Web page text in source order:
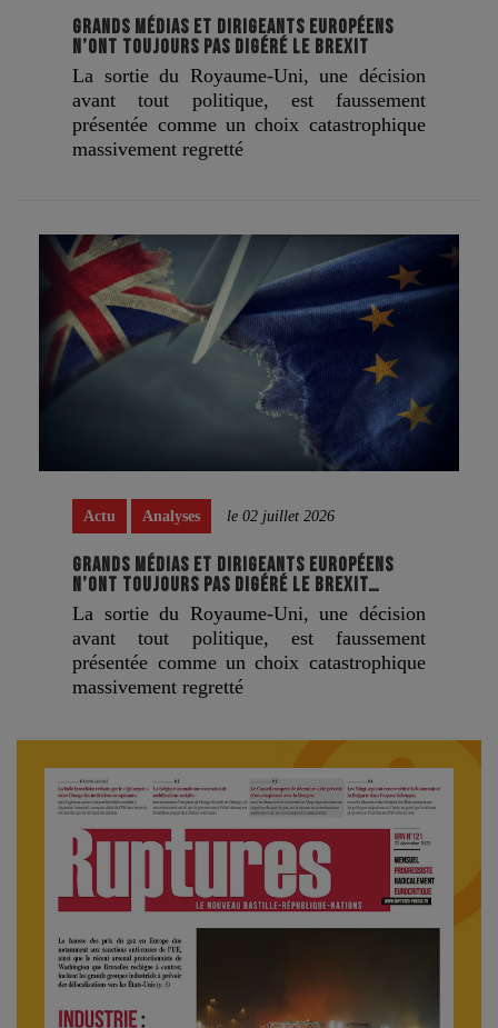
GRANDS MÉDIAS ET DIRIGEANTS EUROPÉENS
N’ONT TOUJOURS PAS DIGÉRÉ LE BREXIT
La sortie du Royaume-Uni, une décision
avant tout politique, est faussement
présentée comme un choix catastrophique
massivement regretté
Actu Analyses le 02 juillet 2026
GRANDS MÉDIAS ET DIRIGEANTS EUROPÉENS
N’ONT TOUJOURS PAS DIGÉRÉ LE BREXIT…
La sortie du Royaume-Uni, une décision
avant tout politique, est faussement
présentée comme un choix catastrophique
massivement regretté